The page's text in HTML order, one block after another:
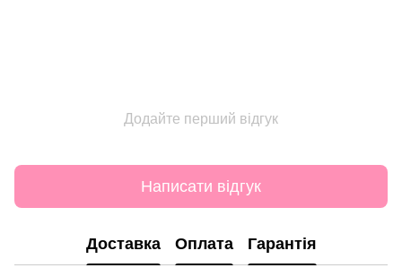
Додайте перший відгук
Написати відгук
Доставка Оплата Гарантія